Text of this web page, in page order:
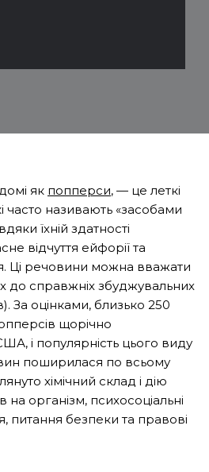
як попперси, — це леткі
часто називають «засобами
їхній здатності
відчуття ейфорії та
Ці речовини можна вважати
до справжніх збуджувальних
За оцінками, близько 250
щорічно
і популярність цього виду
поширилася по всьому
хімічний склад і дію
на організм, психосоціальні
питання безпеки та правові